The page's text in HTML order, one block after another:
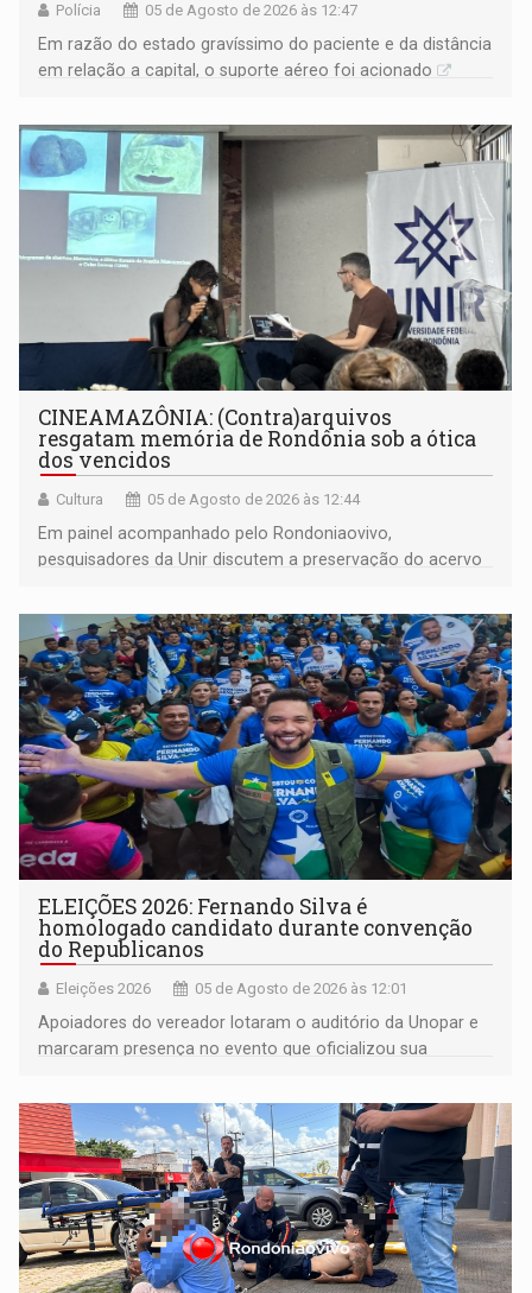
Polícia 05 de Agosto de 2026 às 12:47
Em razão do estado gravíssimo do paciente e da distância
em relação a capital, o suporte aéreo foi acionado
CINEAMAZÔNIA: (Contra)arquivos
resgatam memória de Rondônia sob a ótica
dos vencidos
Cultura 05 de Agosto de 2026 às 12:44
Em painel acompanhado pelo Rondoniaovivo,
pesquisadores da Unir discutem a preservação do acervo
memória como bússola para o futuro
ELEIÇÕES 2026: Fernando Silva é
homologado candidato durante convenção
do Republicanos
Eleições 2026 05 de Agosto de 2026 às 12:01
Apoiadores do vereador lotaram o auditório da Unopar e
marcaram presença no evento que oficializou sua